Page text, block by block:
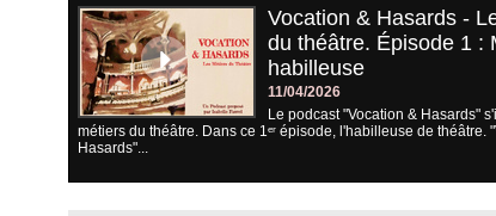
Vocation & Hasards -
du théâtre. Épisode 1 :
habilleuse
11/04/2026
Le podcast "Vocation & Hasards"
métiers du théâtre. Dans ce 1ᵉʳ épisode, l'habilleuse de théâtre.
Hasards"...